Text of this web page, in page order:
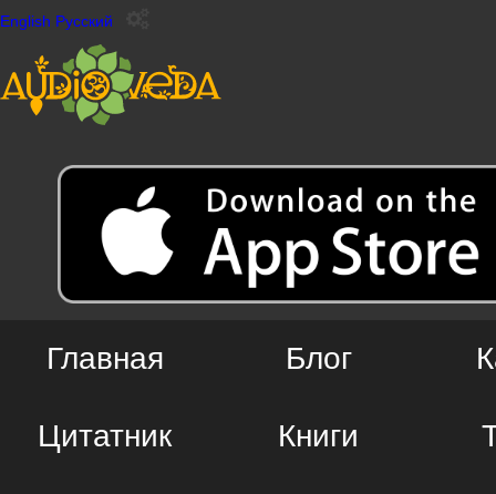
English Русский
Главная Блог
Цитатник Книги